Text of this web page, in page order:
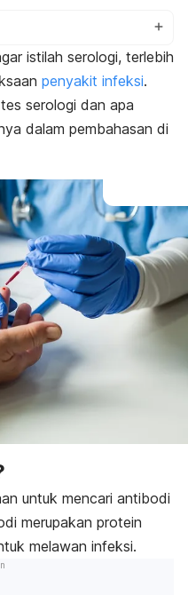
istilah serologi, terlebih
penyakit infeksi.
serologi dan apa
dalam pembahasan di
untuk mencari antibodi
merupakan protein
melawan infeksi.